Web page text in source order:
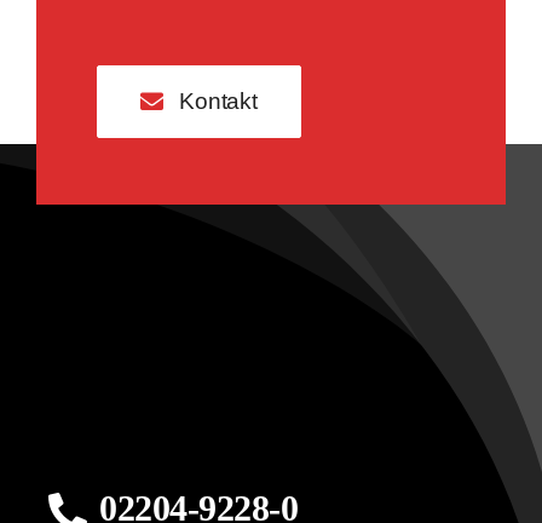
Kontakt
02204-9228-0